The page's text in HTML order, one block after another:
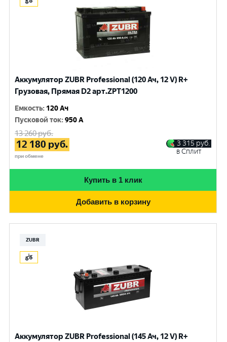
Аккумулятор ZUBR Professional (120 Ач, 12 V) R+
Грузовая, Прямая D2 арт.ZPT1200
Емкость: 120 Ач
Пусковой ток:950 A
13 260руб.
12 180 руб.
при обмене
3 315 руб.
в Сплит
Купить в 1 клик
Добавить в корзину
ZUBR
Аккумулятор ZUBR Professional (145 Ач, 12 V) R+